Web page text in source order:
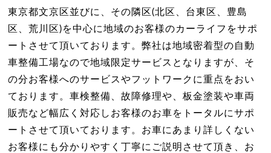
東京都文京区並びに、その隣区(北区、台東区、豊島
区、荒川区)を中心に地域のお客様のカーライフをサポ
ートさせて頂いております。弊社は地域密着型の自動
車整備工場なので地域限定サービスとなりますが、そ
の分お客様へのサービスやフットワークに重点をおい
ております。車検整備、故障修理や、板金塗装や車両
販売など幅広く対応しお客様のお車をトータルにサポ
ートさせて頂いております。お車にあまり詳しくない
お客様にも分かりやすく丁寧にご説明させて頂き、お